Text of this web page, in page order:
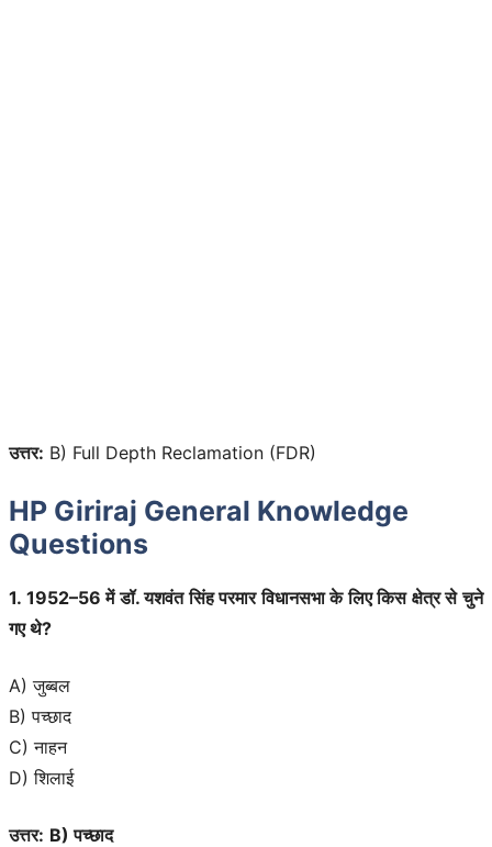
उत्तर: B) Full Depth Reclamation (FDR)
HP Giriraj General Knowledge
Questions
1. 1952–56 में डॉ. यशवंत सिंह परमार विधानसभा के लिए किस क्षेत्र से चुने
गए थे?
A) जुब्बल
B) पच्छाद
C) नाहन
D) शिलाई
उत्तर: B) पच्छाद